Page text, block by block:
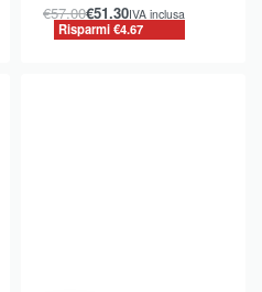
€57.00€51.30IVA inclusa
Risparmi €4.67